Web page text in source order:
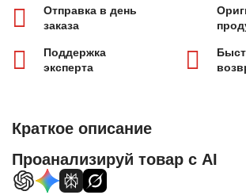
Отправка в день
заказа
Поддержка
эксперта
Краткое описание
Проанализируй товар с AI